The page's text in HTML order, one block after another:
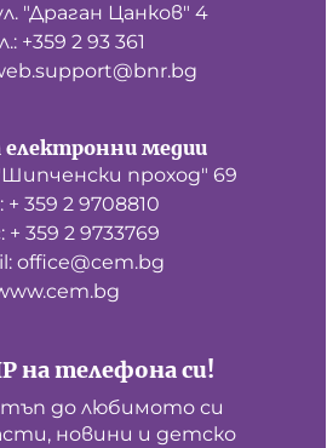
"Драган Цанков" 4
+359 2 93 361
на телефона си!
до любимото си
новини и детско
електронни медии
проход" 69
+ 359 2 9708810
+ 359 2 9733769
office@cem.bg